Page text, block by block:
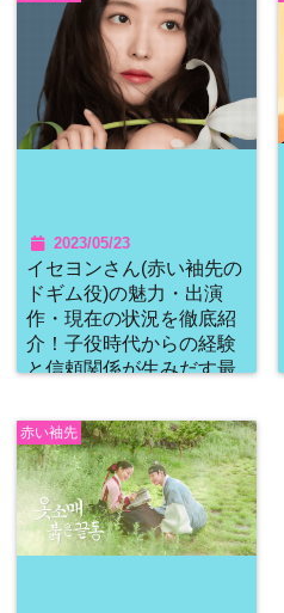
2023/05/23
イセヨンさん(赤い袖先の
ドギム役)の魅力・出演
作・現在の状況を徹底紹
介！子役時代からの経験
と信頼関係が生みだす最
の美人女優の半生と
は！？
赤い袖先